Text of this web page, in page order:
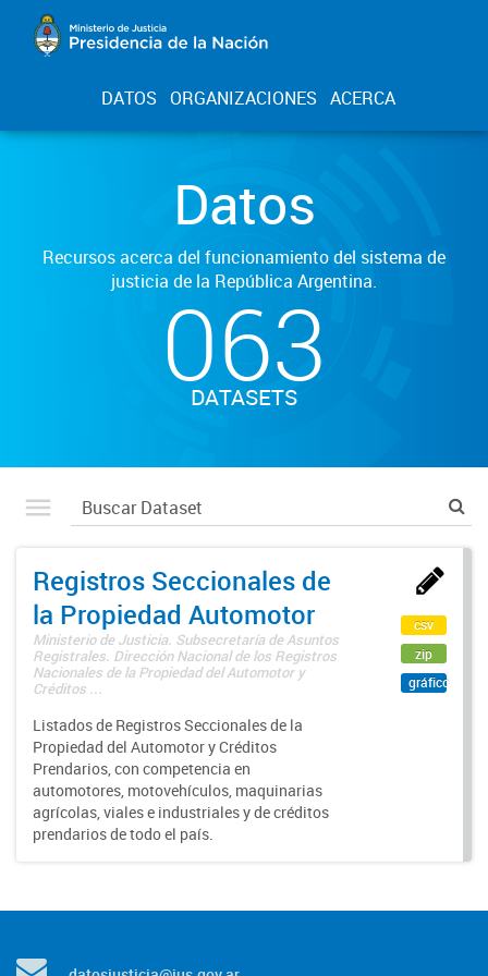
DATOS ORGANIZACIONES ACERCA
Datos
Recursos acerca del funcionamiento del sistema de
justicia de la República Argentina.
063
DATASETS
Registros Seccionales de
la Propiedad Automotor
Ministerio de Justicia. Subsecretaría de Asuntos
Registrales. Dirección Nacional de los Registros
Nacionales de la Propiedad del Automotor y
Créditos ...
Listados de Registros Seccionales de la
Propiedad del Automotor y Créditos
Prendarios, con competencia en
automotores, motovehículos, maquinarias
agrícolas, viales e industriales y de créditos
prendarios de todo el país.
csv
zip
gráfico